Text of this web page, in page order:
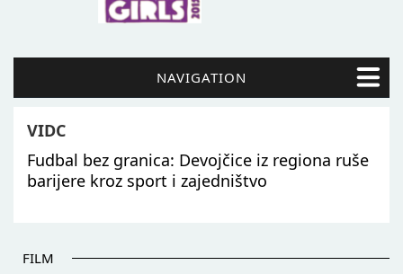
NAVIGATION
VIDC
Fudbal bez granica: Devojčice iz regiona ruše
barijere kroz sport i zajedništvo
FILM